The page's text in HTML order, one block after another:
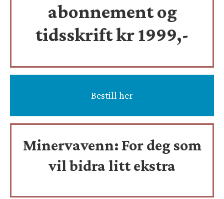
abonnement og
tidsskriftkr 1999,-
Bestill her
Minervavenn: For deg som
vil bidra litt ekstra